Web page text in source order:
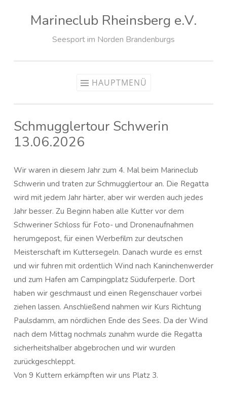
Marineclub Rheinsberg e.V.
Seesport im Norden Brandenburgs
HAUPTMENÜ
Schmugglertour Schwerin
13.06.2026
Wir waren in diesem Jahr zum 4. Mal beim Marineclub
Schwerin und traten zur Schmugglertour an. Die Regatta
wird mit jedem Jahr härter, aber wir werden auch jedes
Jahr besser. Zu Beginn haben alle Kutter vor dem
Schweriner Schloss für Foto- und Dronenaufnahmen
herumgepost, für einen Werbefilm zur deutschen
Meisterschaft im Kuttersegeln. Danach wurde es ernst
und wir fuhren mit ordentlich Wind nach Kaninchenwerder
und zum Hafen am Campingplatz Süduferperle. Dort
haben wir geschmaust und einen Regenschauer vorbei
ziehen lassen. Anschließend nahmen wir Kurs Richtung
Paulsdamm, am nördlichen Ende des Sees. Da der Wind
nach dem Mittag nochmals zunahm wurde die Regatta
sicherheitshalber abgebrochen und wir wurden
zurückgeschleppt.
Von 9 Kuttern erkämpften wir uns Platz 3.